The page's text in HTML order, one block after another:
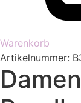
Warenkorb
Artikelnummer: